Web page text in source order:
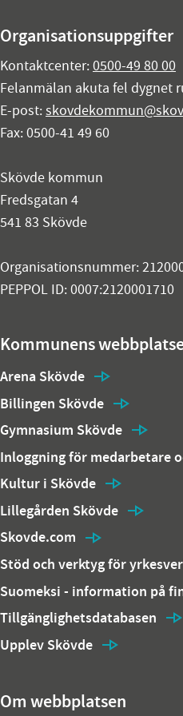
Organisationsuppgifter
Kontaktcenter:0500-49 80 00
Felanmälan akuta fel dygnet
E-post:
Fax: 0500-41 49 60
Skövde kommun
Fredsgatan 4
541 83 Skövde
Organisationsnummer:
PEPPOL ID: 0007:2120001710
Kommunens
Arena Skövde
Billingen Skövde
Gymnasium Skövde
Inloggning för medarbetare
Kultur i Skövde
Lillegården Skövde
Skovde.com
Stöd och verktyg för
Suomeksi - information på
Tillgänglighetsdatabasen
Upplev Skövde
Om webbplatsen